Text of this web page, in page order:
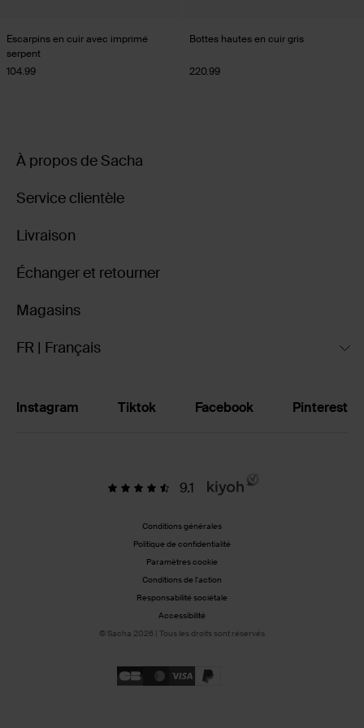
Escarpins en cuir avec imprimé
serpent
104.99
Bottes hautes en cuir gris
220.99
À propos de Sacha
Service clientèle
Livraison
Échanger et retourner
Magasins
FR | Français
Instagram Tiktok Facebook Pinterest
9.1
Conditions générales
Politique de confidentialité
Paramètres cookie
Conditions de l'action
Responsabilité sociétale
Accessibilité
© Sacha 2026 | Tous les droits sont réservés